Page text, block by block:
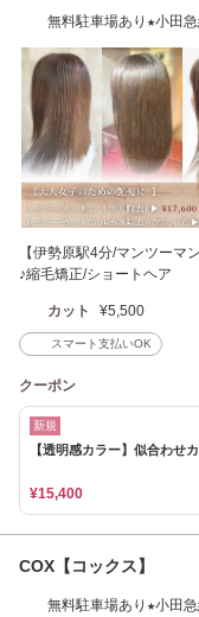
無料駐車場あり★小田
【伊勢原駅4分/マンツーマ
♪縮毛矯正/ショートヘア
カット ¥5,500
スマート支払いOK
クーポン
新規
【透明感カラー】似合わせ
¥15,400
COX【コックス】
無料駐車場あり★小田